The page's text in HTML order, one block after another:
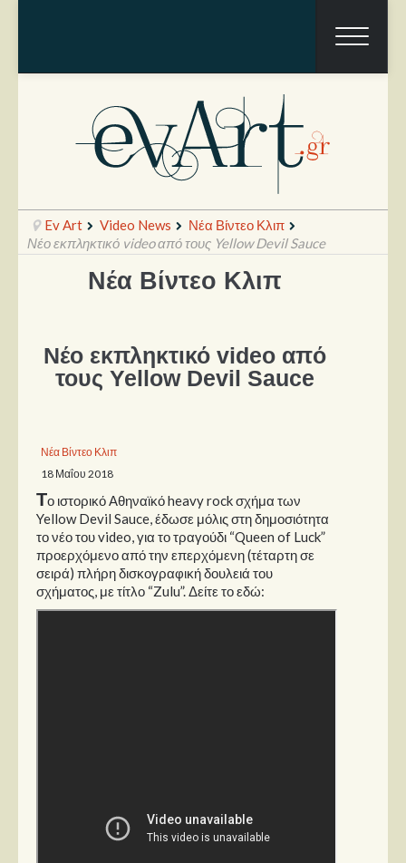
Ραπόρτο
Θέατρο
Συνεντεύξεις
Παρουσιάσεις
Σειρές
Ταινίες
Βιβλία
Video News
Ev Art Video News
Νέα Βίντεο Κλιπ
Νέο εκπληκτικό video από τους Yellow Devil Sauce
Νέα Βίντεο Κλιπ
Νέο εκπληκτικό video από
τους Yellow Devil Sauce
Νέα Βίντεο Κλιπ
18 Μαΐου 2018
Το ιστορικό Αθηναϊκό heavy rock σχήμα των
Yellow Devil Sauce, έδωσε μόλις στη δημοσιότητα
το νέο του video, για το τραγούδι “Queen of Luck”
προερχόμενο από την επερχόμενη (τέταρτη σε
σειρά) πλήρη δισκογραφική δουλειά του
σχήματος, με τίτλο “Zulu”. Δείτε το εδώ: